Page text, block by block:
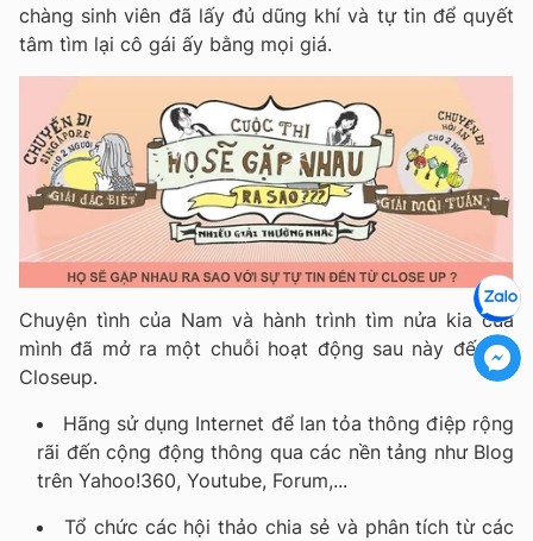
chàng sinh viên đã lấy đủ dũng khí và tự tin để quyết
tâm tìm lại cô gái ấy bằng mọi giá.
Chuyện tình của Nam và hành trình tìm nửa kia của
mình đã mở ra một chuỗi hoạt động sau này đến từ
Closeup.
Hãng sử dụng Internet để lan tỏa thông điệp rộng
rãi đến cộng động thông qua các nền tảng như Blog
trên Yahoo!360, Youtube, Forum,...
Tổ chức các hội thảo chia sẻ và phân tích từ các